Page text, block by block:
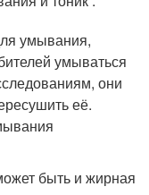
умывания,
умываться
они
её.
быть и жирная